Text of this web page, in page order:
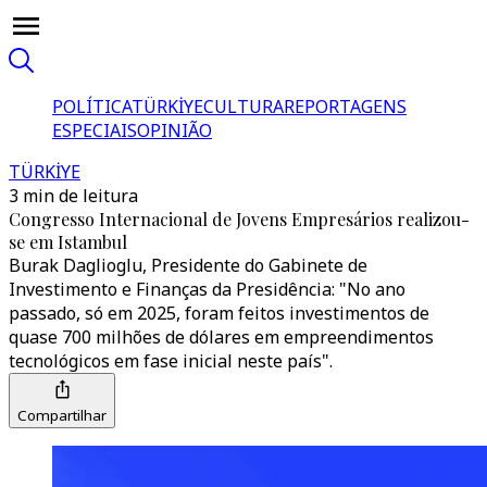
POLÍTICATÜRKİYECULTURAREPORTAGENS
ESPECIAISOPINIÃO
TÜRKİYE
3 min de leitura
Congresso Internacional de Jovens Empresários realizou-
se em Istambul
Burak Daglioglu, Presidente do Gabinete de
Investimento e Finanças da Presidência: "No ano
passado, só em 2025, foram feitos investimentos de
quase 700 milhões de dólares em empreendimentos
tecnológicos em fase inicial neste país".
Compartilhar